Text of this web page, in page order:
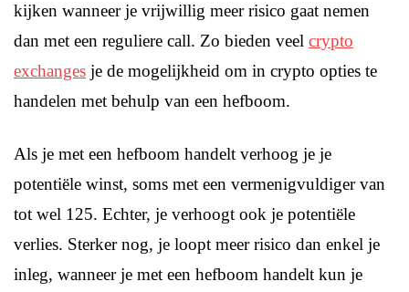
kijken wanneer je vrijwillig meer risico gaat nemen
dan met een reguliere call. Zo bieden veel crypto
exchanges je de mogelijkheid om in crypto opties te
handelen met behulp van een hefboom.
Als je met een hefboom handelt verhoog je je
potentiële winst, soms met een vermenigvuldiger van
tot wel 125. Echter, je verhoogt ook je potentiële
verlies. Sterker nog, je loopt meer risico dan enkel je
inleg, wanneer je met een hefboom handelt kun je